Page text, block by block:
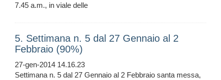
7.45 a.m., in viale delle
5. Settimana n. 5 dal 27 Gennaio al 2
Febbraio (90%)
27-gen-2014 14.16.23
Settimana n. 5 dal 27 Gennaio al 2 Febbraio santa messa,